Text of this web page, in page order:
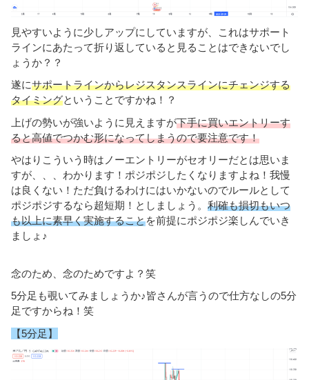
見やすいように少しアップにしていますが、これはサポート
ラインにあたって折り返していると見ることはできないでし
ょうか？？
遂にサポートラインからレジスタンスラインにチェンジする
タイミングということですかね！？
上げの勢いが強いように見えますが下手に買いエントリーす
ると高値でつかむ形になってしまうので要注意です！
やはりこういう時はノーエントリーがセオリーだとは思いま
すが、、、わかります！ポジポジしたくなりますよね！我慢
は良くない！ただ負けるわけにはいかないのでルールとして
ポジポジするなら超短期！としましょう。 利確も損切もいつ
も以上に素早く実施することを前提にポジポジ楽しんでいき
ましょ♪
念のため、念のためですよ？笑
5分足も覗いてみましょうか♪皆さんが言うので仕方なしの5分
足ですからね！笑
【5分足】